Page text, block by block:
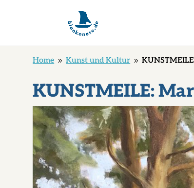
Home 9 Kunst und Kultur 9
KUNSTMEILE: